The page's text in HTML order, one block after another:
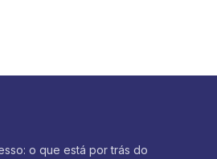
o que está por trás do